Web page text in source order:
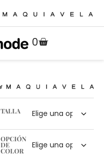
0
TALLA
OPCIÓN
DE
COLOR